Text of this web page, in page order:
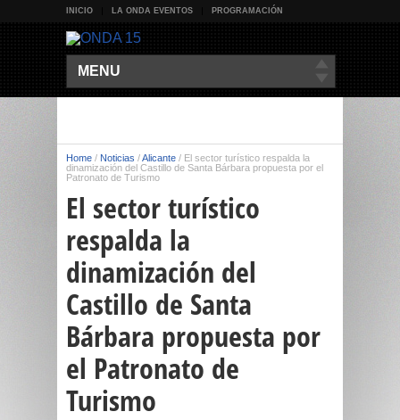
INICIO LA ONDA EVENTOS PROGRAMACIÓN
MENU
Home / Noticias /Alicante / El sector turístico respalda la
dinamización del Castillo de Santa Bárbara propuesta por el
Patronato de Turismo
El sector turístico
respalda la
dinamización del
Castillo de Santa
Bárbara propuesta por
el Patronato de
Turismo